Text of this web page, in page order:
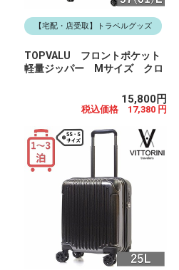
【宅配・店受取】トラベルグッズ
TOPVALU フロントポケット
軽量ジッパー Mサイズ クロ
15,800円
税込価格 17,380 円